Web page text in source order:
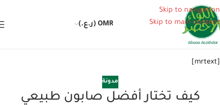
Skip to navigation
Skip to main content
OMR (ر.ع.)
[mrtext]
مدونة
كيف تختار أفضل صابون طبيعي